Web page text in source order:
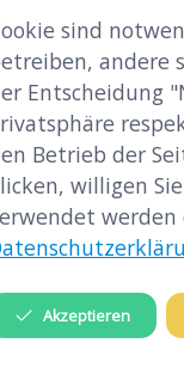
sind
andere
Entscheidung
Betrieb der
willigen
werden
Akzeptieren